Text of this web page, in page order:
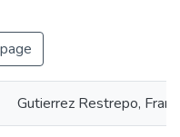
Gutierrez Restrepo,